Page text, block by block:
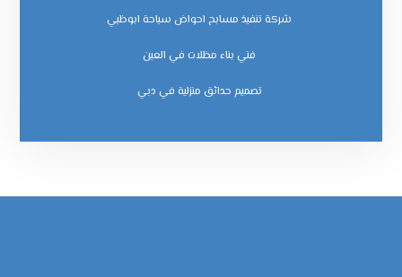
شركة تنفيذ مسابح احواض سباحة ابوظبي
فني بناء مظلات في العين
‏تصميم حدائق منزلية في دبي